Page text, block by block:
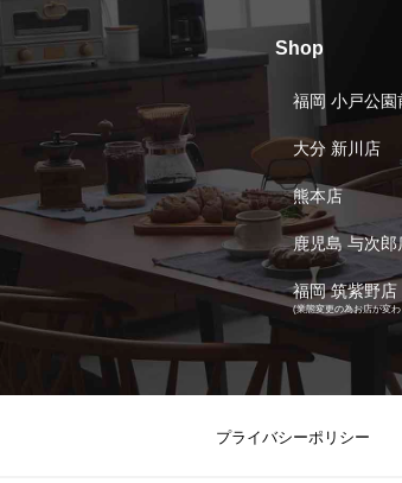
Shop
福岡 小戸公園
大分 新川店
熊本店
鹿児島 与次郎
福岡 筑紫野店
(業態変更の為お店が変
プライバシーポリシー